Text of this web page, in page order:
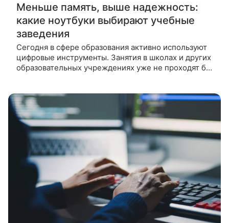
Меньше память, выше надежность:
какие ноутбуки выбирают учебные
заведения
Сегодня в сфере образования активно используют
цифровые инструменты. Занятия в школах и других
образовательных учреждениях уже не проходят без